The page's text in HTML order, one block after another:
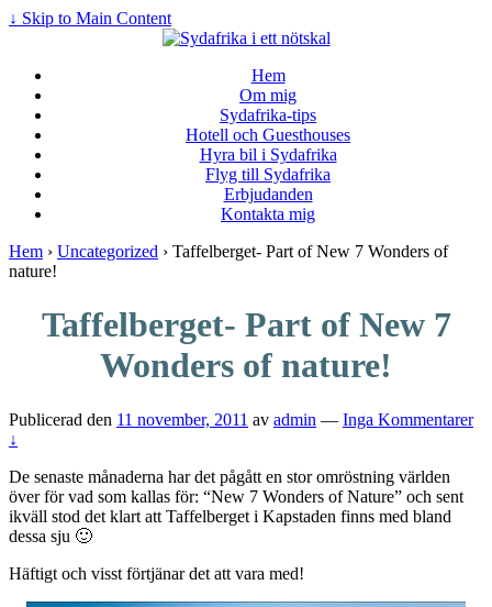
↓ Skip to Main Content
Hem
Om mig
Sydafrika-tips
Hotell och Guesthouses
Hyra bil i Sydafrika
Flyg till Sydafrika
Erbjudanden
Kontakta mig
Hem › Uncategorized › Taffelberget- Part of New 7 Wonders of
nature!
Taffelberget- Part of New 7
Wonders of nature!
Publicerad den 11 november, 2011 av admin — Inga Kommentarer
↓
De senaste månaderna har det pågått en stor omröstning världen
över för vad som kallas för: “New 7 Wonders of Nature” och sent
ikväll stod det klart att Taffelberget i Kapstaden finns med bland
dessa sju 🙂
Häftigt och visst förtjänar det att vara med!